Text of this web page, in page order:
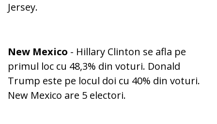
Jersey.
New Mexico - Hillary Clinton se afla pe
primul loc cu 48,3% din voturi. Donald
Trump este pe locul doi cu 40% din voturi.
New Mexico are 5 electori.